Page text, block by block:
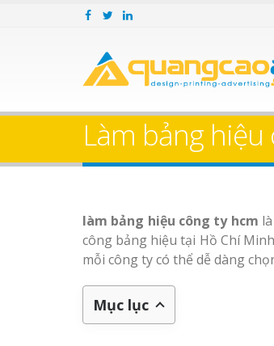
Làm bảng
làm bảng hiệu công ty hcm
công bảng hiệu tại Hồ Chí
mỗi công ty có thể dễ dàng
Mục lục